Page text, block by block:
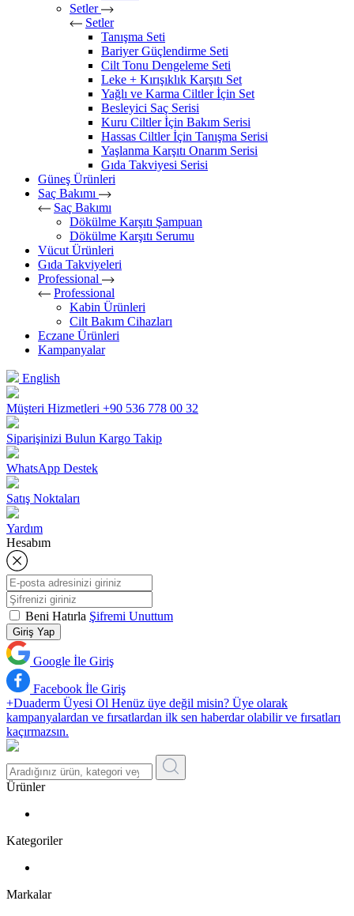
Setler
Setler
Tanışma Seti
Bariyer Güçlendirme Seti
Cilt Tonu Dengeleme Seti
Leke + Kırışıklık Karşıtı Set
Yağlı ve Karma Ciltler İçin Set
Besleyici Saç Serisi
Kuru Ciltler İçin Bakım Serisi
Hassas Ciltler İçin Tanışma Serisi
Yaşlanma Karşıtı Onarım Serisi
Gıda Takviyesi Serisi
Güneş Ürünleri
Saç Bakımı
Saç Bakımı
Dökülme Karşıtı Şampuan
Dökülme Karşıtı Serumu
Vücut Ürünleri
Gıda Takviyeleri
Professional
Professional
Kabin Ürünleri
Cilt Bakım Cihazları
Eczane Ürünleri
Kampanyalar
English
Müşteri Hizmetleri +90 536 778 00 32
Siparişinizi Bulun Kargo Takip
WhatsApp Destek
Satış Noktaları
Yardım
Hesabım
Beni Hatırla Şifremi Unuttum
Giriş Yap
Google İle Giriş
Facebook İle Giriş
+Duaderm Üyesi Ol Henüz üye değil misin? Üye olarak
kampanyalardan ve fırsatlardan ilk sen haberdar olabilir ve fırsatları
kaçırmazsın.
Ürünler
Kategoriler
Markalar